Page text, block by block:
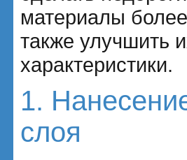
материалы
также улучшить
характеристики.
1.
слоя